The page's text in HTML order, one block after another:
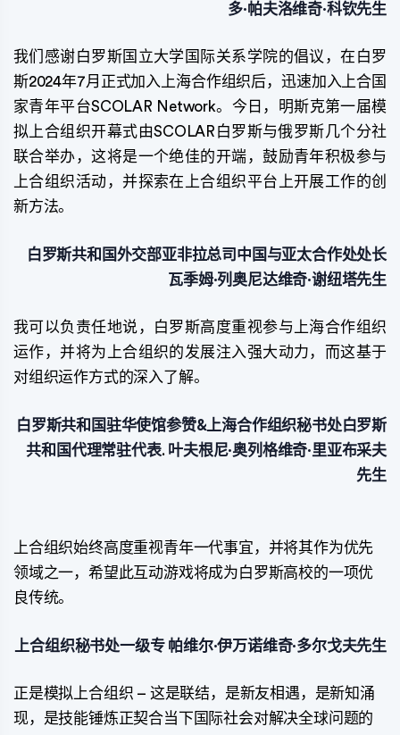
多·帕夫洛维奇·科钦先生
我们感谢白罗斯国立大学国际关系学院的倡议，在白罗
斯2024年7月正式加入上海合作组织后，迅速加入上合国
家青年平台SCOLAR Network。今日，明斯克第一届模
拟上合组织开幕式由SCOLAR白罗斯与俄罗斯几个分社
联合举办，这将是一个绝佳的开端，鼓励青年积极参与
上合组织活动，并探索在上合组织平台上开展工作的创
新方法。
白罗斯共和国外交部亚非拉总司中国与亚太合作处处长
瓦季姆·列奥尼达维奇·谢纽塔先生
我可以负责任地说，白罗斯高度重视参与上海合作组织
运作，并将为上合组织的发展注入强大动力，而这基于
对组织运作方式的深入了解。
白罗斯共和国驻华使馆参赞&上海合作组织秘书处白罗斯
共和国代理常驻代表. 叶夫根尼·奥列格维奇·里亚布采夫
先生
上合组织始终高度重视青年一代事宜，并将其作为优先
领域之一，希望此互动游戏将成为白罗斯高校的一项优
良传统。
上合组织秘书处一级专 帕维尔·伊万诺维奇·多尔戈夫先生
正是模拟上合组织 – 这是联结，是新友相遇，是新知涌
现，是技能锤炼正契合当下国际社会对解决全球问题的